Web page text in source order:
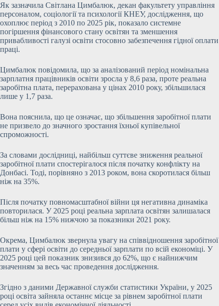
Як зазначила Світлана Цимбалюк, декан факультету управління
персоналом, соціології та психології КНЕУ, дослідження, що
охоплює період з 2010 по 2025 рік, показало системне
погіршення фінансового стану освітян та зменшення
привабливості галузі освіти стосовно забезпечення гідної оплати
праці.
Цимбалюк повідомила, що за аналізований період номінальна
зарплатня працівників освіти зросла у 8,6 раза, проте реальна
заробітна плата, перерахована у цінах 2010 року, збільшилася
лише у 1,7 раза.
Вона пояснила, що це означає, що збільшення заробітної плати
не призвело до значного зростання їхньої купівельної
спроможності.
За словами дослідниці, найбільш суттєве зниження реальної
заробітної плати спостерігалося після початку конфлікту на
Донбасі. Тоді, порівняно з 2013 роком, вона скоротилася більш
ніж на 35%.
Після початку повномасштабної війни ця негативна динаміка
повторилася. У 2025 році реальна зарплата освітян залишалася
більш ніж на 15% нижчою за показники 2021 року.
Окрема, Цимбалюк звернула увагу на співвідношення заробітної
плати у сфері освіти до середньої зарплати по всій економіці. У
2025 році цей показник знизився до 62%, що є найнижчим
значенням за весь час проведення дослідження.
Згідно з даними Державної служби статистики України, у 2025
році освіта зайняла останнє місце за рівнем заробітної плати